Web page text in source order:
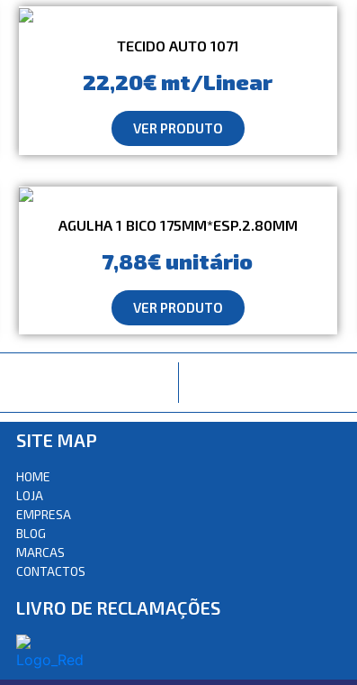
TECIDO AUTO 1071
22,20€ mt/Linear
VER PRODUTO
AGULHA 1 BICO 175MM*ESP.2.80MM
7,88€ unitário
VER PRODUTO
SITE MAP
HOME
LOJA
EMPRESA
BLOG
MARCAS
CONTACTOS
LIVRO DE RECLAMAÇÕES